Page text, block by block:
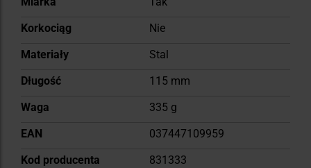
Korkociąg
Nie
Materiały
Stal
Długość
115 mm
Waga
335 g
EAN
037447109959
Kod producenta
831333